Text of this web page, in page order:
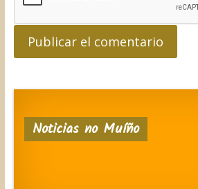
Noticias no Muíño